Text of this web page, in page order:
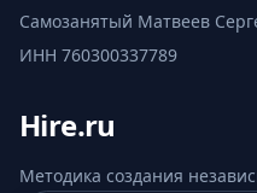
Самозанятый Матвеев
ИНН 760300337789
Hire.ru
Методика создания